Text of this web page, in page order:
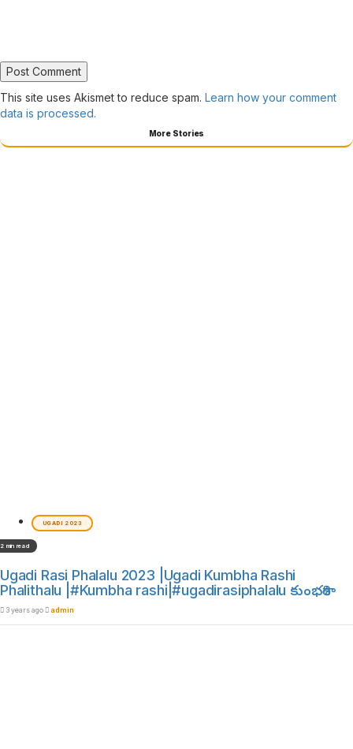
This site uses Akismet to reduce spam. Learn how your comment
data is processed.
More Stories
UGADI 2023
2 min read
Ugadi Rasi Phalalu 2023 |Ugadi Kumbha Rashi
Phalithalu |#Kumbha rashi|#ugadirasiphalalu కుంభరాశి
3 years ago admin